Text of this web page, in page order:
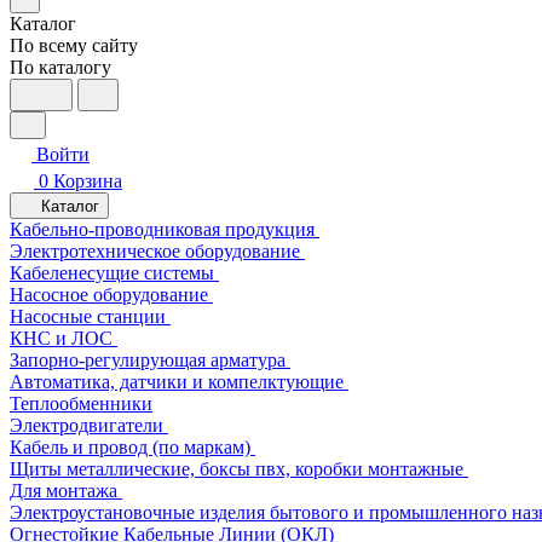
Каталог
По всему сайту
По каталогу
Войти
0 Корзина
Каталог
Кабельно-проводниковая продукция
Электротехническое оборудование
Кабеленесущие системы
Насосное оборудование
Насосные станции
КНС и ЛОС
Запорно-регулирующая арматура
Автоматика, датчики и компелктующие
Теплообменники
Электродвигатели
Кабель и провод (по маркам)
Щиты металлические, боксы пвх, коробки монтажные
Для монтажа
Электроустановочные изделия бытового и промышленного
Огнестойкие Кабельные Линии (ОКЛ)